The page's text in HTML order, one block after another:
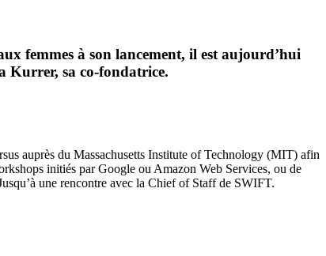
femmes à son lancement, il est aujourd’hui
Kurrer, sa co-fondatrice.
auprès du Massachusetts Institute of Technology (MIT) afin
initiés par Google ou Amazon Web Services, ou de
une rencontre avec la Chief of Staff de SWIFT.